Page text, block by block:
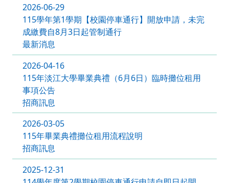
2026-06-29
115學年第1學期【校園停車通行】開放申請，未完
成繳費自8月3日起管制通行
最新消息
2026-04-16
115年淡江大學畢業典禮（6月6日）臨時攤位租用
事項公告
招商訊息
2026-03-05
115年畢業典禮攤位租用流程說明
招商訊息
2025-12-31